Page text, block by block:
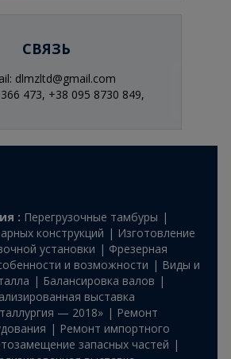
СВЯЗЬ
dlmzltd@gmail.com
473, +38 095 8730 849,
: Перегрузочные тамбуры
конструкций
Изготовление
установки
Фрезерная
и возможности
Виды и
Балансировка валов
выставка
— 2018»
Ремонт
Ремонт импортного
запасных частей